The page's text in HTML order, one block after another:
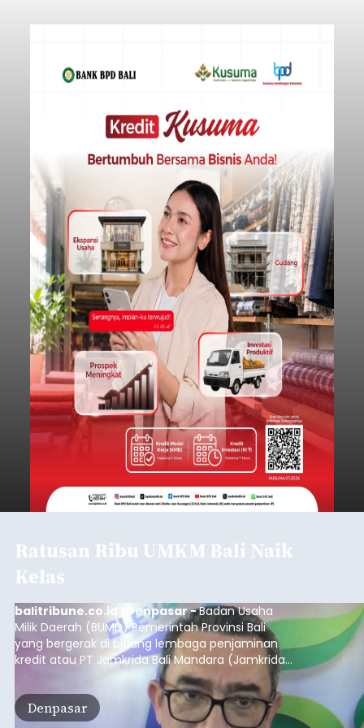
Ratusan Ribu UMKM Bali Naik
Kelas
balitribune.co.id I Denpasar -Badan Usaha
Milik Daerah (BUMD) Pemerintah Provinsi Bali
yang bergerak di bidang lembaga penjaminan
kredit atau PT Jamkrida Bali Mandara (Jamkrida
Bali) telah mencatatkan penjaminan kredit
kepada 549 ribu usaha mikro, kecil dan
menengah (UMKM) di Bali.
Denpasar